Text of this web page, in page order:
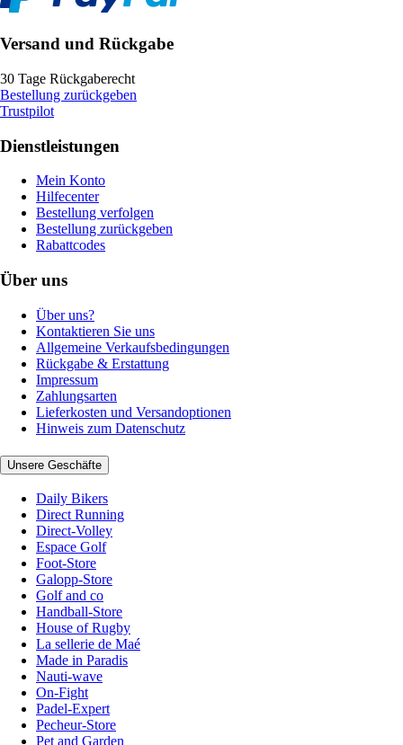
Versand und Rückgabe
30 Tage Rückgaberecht
Bestellung zurückgeben
Trustpilot
Dienstleistungen
Mein Konto
Hilfecenter
Bestellung verfolgen
Bestellung zurückgeben
Rabattcodes
Über uns
Über uns?
Kontaktieren Sie uns
Allgemeine Verkaufsbedingungen
Rückgabe & Erstattung
Impressum
Zahlungsarten
Lieferkosten und Versandoptionen
Hinweis zum Datenschutz
Unsere Geschäfte
Daily Bikers
Direct Running
Direct-Volley
Espace Golf
Foot-Store
Galopp-Store
Golf and co
Handball-Store
House of Rugby
La sellerie de Maé
Made in Paradis
Nauti-wave
On-Fight
Padel-Expert
Pecheur-Store
Pet and Garden